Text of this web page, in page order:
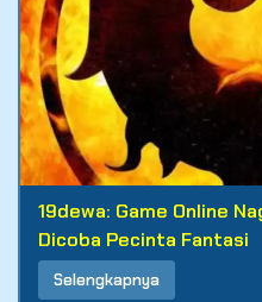
19dewa: Game Online
Dicoba Pecinta Fantasi
Selengkapnya